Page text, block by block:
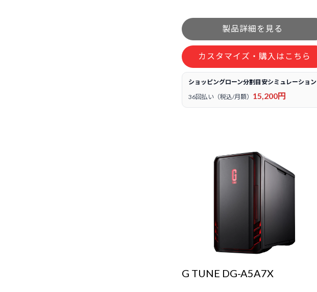
カスタマイズ・購入はこちら
ショッピングローン分割目安シミュレーション
36回払い（税込/月額） 15,200円
G TUNE DG-A5A7X